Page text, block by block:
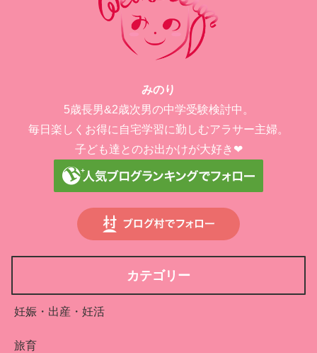
みのり
5歳長男&2歳次男の中学受験検討中。
毎日楽しくお得に自宅学習に勤しむアラサー主婦。
子ども達とのお出かけが大好き❤︎
カテゴリー
妊娠・出産・妊活
旅育